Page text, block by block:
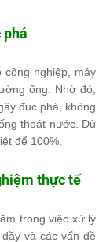
nghiệp, máy
ống. Nhờ đó,
đục phá, không
thoát nước. Dù
để 100%.
thực tế
trong việc xử lý
và các vấn đề